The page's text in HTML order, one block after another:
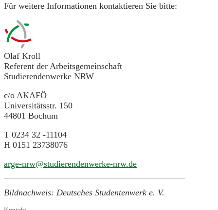
Für weitere Informationen kontaktieren Sie bitte:
Olaf Kroll
Referent der Arbeitsgemeinschaft
Studierendenwerke NRW
c/o AKAFÖ
Universitätsstr. 150
44801 Bochum
T 0234 32 -11104
H 0151 23738076
arge-nrw@studierendenwerke-nrw.de
Bildnachweis: Deutsches Studentenwerk e. V.